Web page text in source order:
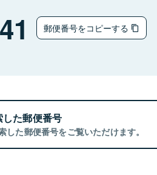
郵便番号をコピーする
た郵便番号
した郵便番号をご覧いただけます。